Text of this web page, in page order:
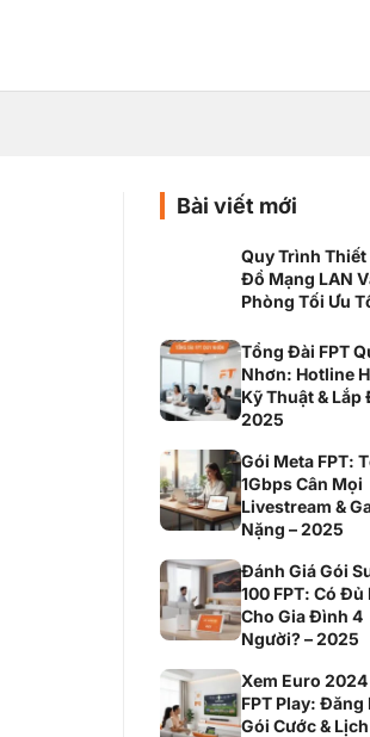
Bài viết mới
Quy Trình Thiết
Đồ Mạng LAN
Phòng Tối Ưu
Tổng Đài FPT
Nhơn: Hotline
Kỹ Thuật & Lắp
2025
Gói Meta FPT:
1Gbps Cân Mọi
Livestream &
Nặng – 2025
Đánh Giá Gói
100 FPT: Có Đủ
Cho Gia Đình 4
Người? – 2025
Xem Euro 2024
FPT Play: Đăng
Gói Cước &